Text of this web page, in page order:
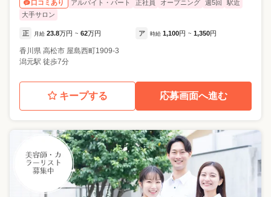
口コミあり
アルバイト・パート 正社員 オープニング 週5回
駅近
大手サロン
正 月給 23.8万円 ~ 62万円 ア 時給 1,100円 ~ 1,350円
香川県 高松市 屋島西町1909-3
潟元駅 徒歩7分
キープする 応募画面へ進む